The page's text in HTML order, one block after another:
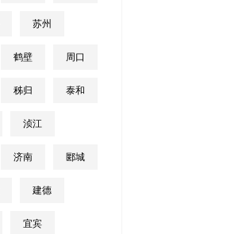
苏州
鹤壁 周口
秭归 泰和
浈江
济南 郾城
建德
宜宾